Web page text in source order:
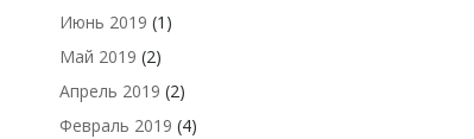
Июнь 2019 (1)
Май 2019 (2)
Апрель 2019 (2)
Февраль 2019 (4)